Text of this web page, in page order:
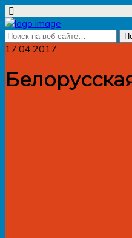
17.04.2017